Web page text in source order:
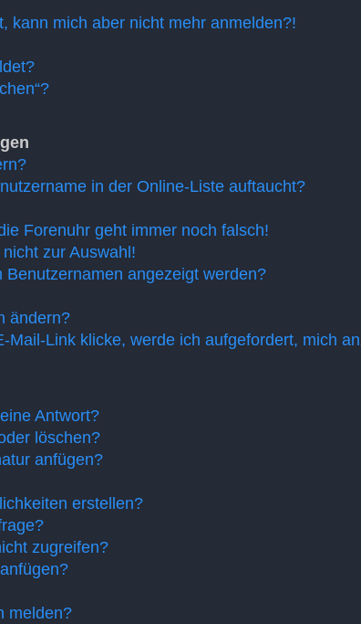
kann mich aber nicht mehr anmelden?!
in der Online-Liste auftaucht?
Forenuhr geht immer noch falsch!
zur Auswahl!
angezeigt werden?
ändern?
Link klicke, werde ich aufgefordert, mich
Antwort?
löschen?
anfügen?
erstellen?
zugreifen?
melden?